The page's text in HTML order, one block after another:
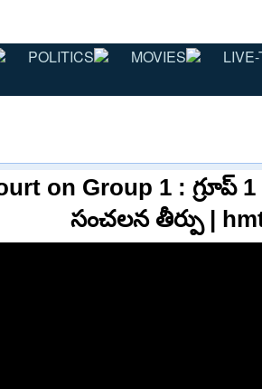
POLITICS MOVIES
on Group 1 : గ్రూప్
సంచలన తీర్పు |